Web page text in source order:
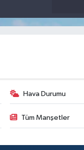
Hava Durumu
Tüm Manşetler